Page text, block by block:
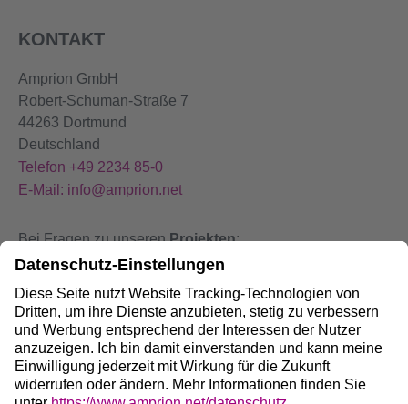
KONTAKT
Amprion GmbH
Robert-Schuman-Straße 7
44263 Dortmund
Deutschland
Telefon +49 2234 85-0
E-Mail: info@amprion.net
Bei Fragen zu unserenProjekten:
+49 800 584 9000
BeiStörungen an unseren Anlagen:
+49 800 490 4000
Social Media: